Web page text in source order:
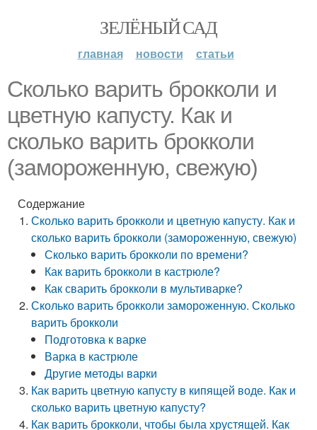
ЗЕЛЁНЫЙ САД
главная новости статьи
Сколько варить брокколи и
цветную капусту. Как и
сколько варить брокколи
(замороженную, свежую)
Содержание
Сколько варить брокколи и цветную капусту. Как и
сколько варить брокколи (замороженную, свежую)
Сколько варить брокколи по времени?
Как варить брокколи в кастрюле?
Как сварить брокколи в мультиварке?
Сколько варить брокколи замороженную. Сколько
варить брокколи
Подготовка к варке
Варка в кастрюле
Другие методы варки
Как варить цветную капусту в кипящей воде. Как и
сколько варить цветную капусту?
Как варить брокколи, чтобы была хрустящей. Как